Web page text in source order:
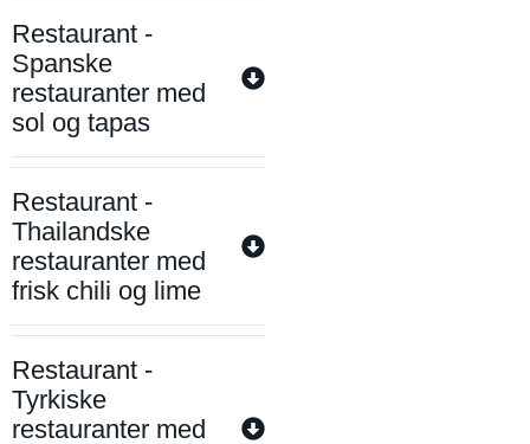
Restaurant -
Spanske
restauranter med
sol og tapas
Restaurant -
Thailandske
restauranter med
frisk chili og lime
Restaurant -
Tyrkiske
restauranter med